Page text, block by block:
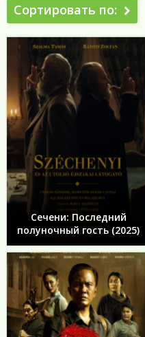
Сортировать по:
Сечени: Последний
полуночный гость (2025)